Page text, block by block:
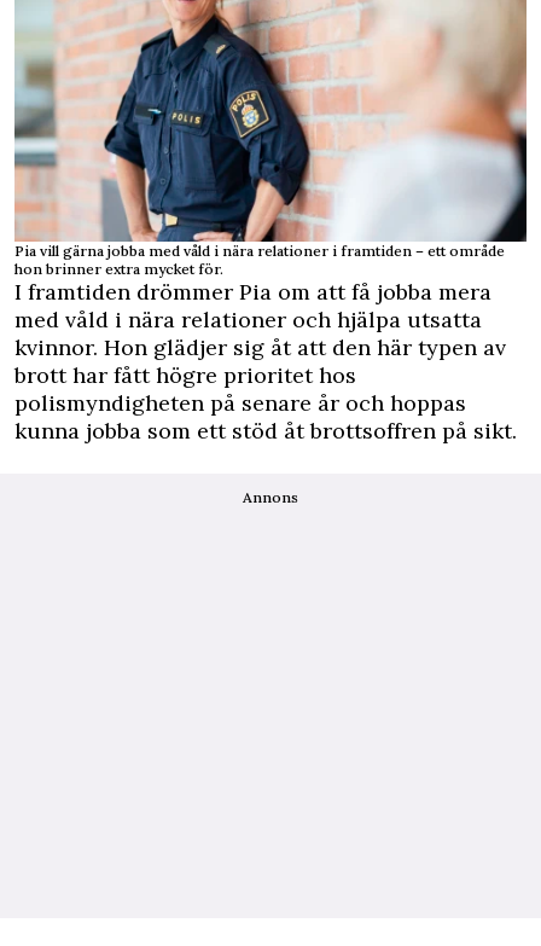
Pia vill gärna jobba med våld i nära relationer i framtiden – ett område
hon brinner extra mycket för.
I framtiden drömmer Pia om att få jobba mera
med våld i nära relationer och hjälpa utsatta
kvinnor. Hon glädjer sig åt att den här typen av
brott har fått högre prioritet hos
polismyndigheten på senare år och hoppas
kunna jobba som ett stöd åt brottsoffren på sikt.
Annons